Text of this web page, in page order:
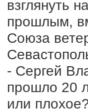
взглянуть
прошлым,
Союза
- Сергей
прошло 20
или